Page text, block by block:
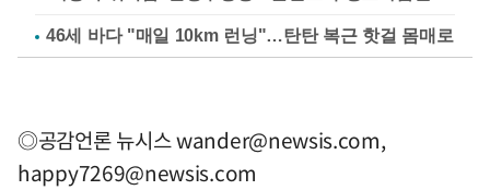
46세 바다 "매일 10km 런닝"…탄탄 복근 핫걸 몸매로
◎공감언론 뉴시스wander@newsis.com,
happy7269@newsis.com